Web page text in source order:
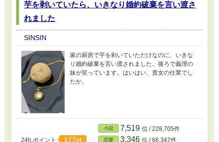
芋を剥いていたら、いきなり婚約破棄を言い渡さ
れました
SINSIN
家の厨房で芋を剥いていただけなのに、いきな
り婚約破棄を言い渡されました。後ろで義理の
妹が笑っています。はいはい、貴女の仕業でし
たか。
24h.ポイント 177pt
小説 7,519 位 / 228,705件
恋愛 3,346 位 / 66,347件